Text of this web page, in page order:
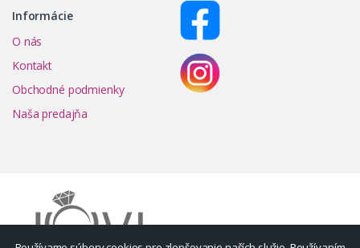
Informácie
O nás
Kontakt
Obchodné podmienky
Naša predajňa